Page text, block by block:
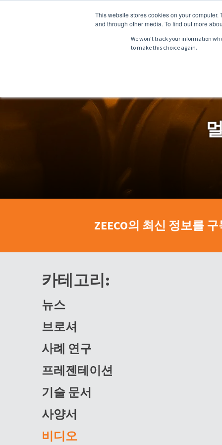
This website stores cookies on your
and through other media. To find out more
We won't track your information
to make this choice again.
ZEECO의 최신 정보를
카테고리:
뉴스
브로셔
사례 연구
프레젠테이션
기술 문서
사양서
비디오